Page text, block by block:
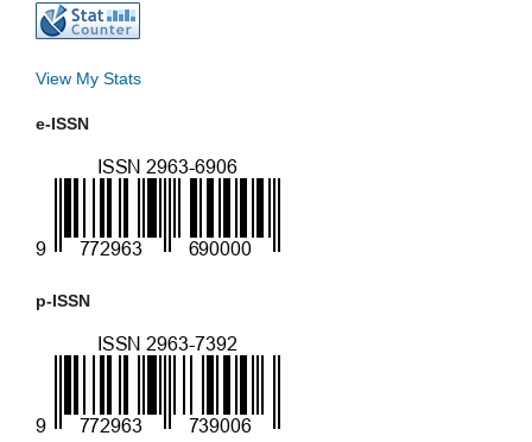
View My Stats
e-ISSN
p-ISSN